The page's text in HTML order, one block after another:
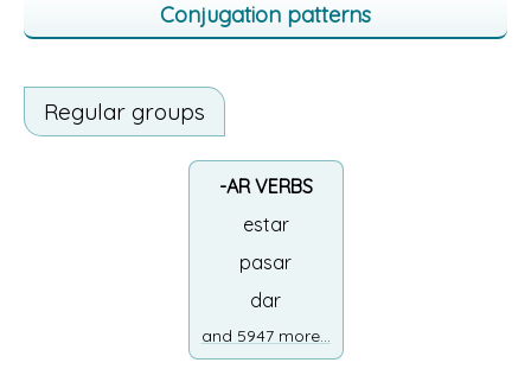
Conjugation patterns
Regular groups
-AR VERBS
estar
pasar
dar
and 5947 more...